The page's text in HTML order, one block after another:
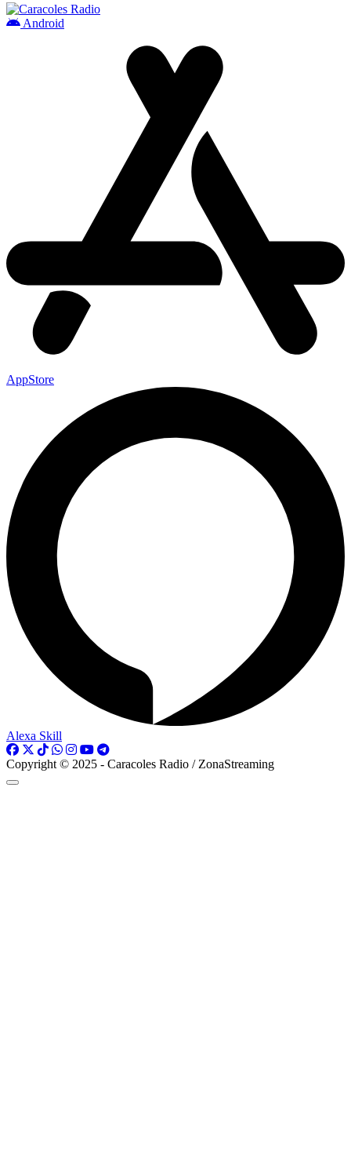
Android
AppStore
Alexa Skill
Copyright © 2025 - Caracoles Radio / ZonaStreaming